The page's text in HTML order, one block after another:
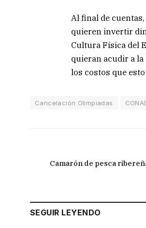
Al final de
quieren invertir
Cultura Física del
quieran acudir a
los costos que
Cancelación Olimpiadas
Camarón de pesca
SEGUIR LEYENDO